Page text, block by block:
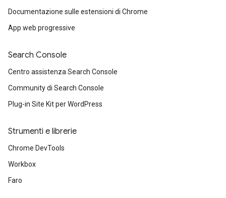
Documentazione sulle estensioni di Chrome
App web progressive
Search Console
Centro assistenza Search Console
Community di Search Console
Plug-in Site Kit per WordPress
Strumenti e librerie
Chrome DevTools
Workbox
Faro